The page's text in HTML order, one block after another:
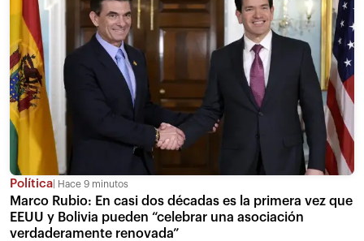
Política Hace 9 minutos
Marco Rubio: En casi dos décadas es la primera vez que
EEUU y Bolivia pueden “celebrar una asociación
verdaderamente renovada”